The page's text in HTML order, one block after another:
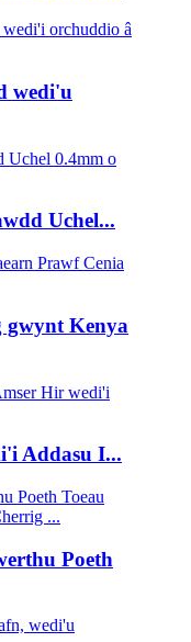
wedi'u
Uchel...
gwynt Kenya
Addasu I...
Poeth